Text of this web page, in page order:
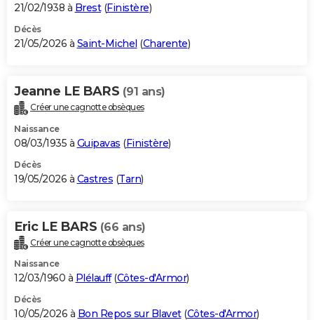
21/02/1938 à Brest(Finistère)
Décès
21/05/2026 à Saint-Michel (Charente)
Jeanne LE BARS (91 ans)
Créer une cagnotte obsèques
Naissance
08/03/1935 à Guipavas (Finistère)
Décès
19/05/2026 à Castres (Tarn)
Eric LE BARS (66 ans)
Créer une cagnotte obsèques
Naissance
12/03/1960 à Plélauff(Côtes-d'Armor)
Décès
10/05/2026 à Bon Repos sur Blavet(Côtes-d'Armor)